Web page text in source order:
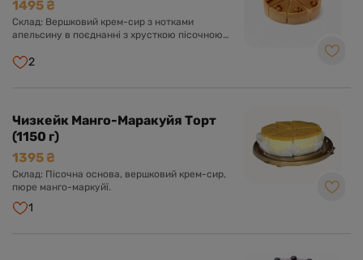
1495 ₴
Склад: Вершковий крем-сир з нотками
апельсину в поєднанні з хрусткою пісочною
2
Чизкейк Манго-Маракуйя Торт
(1150 г)
1395 ₴
Склад: Пісочна основа, вершковий крем-сир,
пюре манго-маркуйї.
1